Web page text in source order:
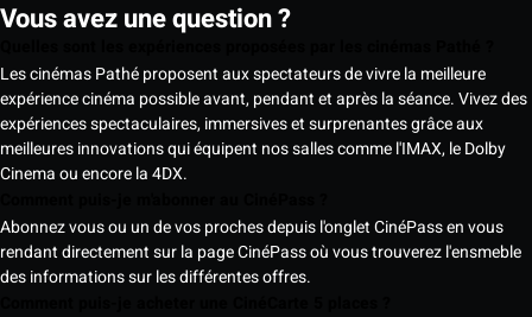
Vous avez une question ?
Les cinémas Pathé proposent aux spectateurs de vivre la meilleure
expérience cinéma possible avant, pendant et après la séance. Vivez des
expériences spectaculaires, immersives et surprenantes grâce aux
meilleures innovations qui équipent nos salles comme l'IMAX, le Dolby
Cinema ou encore la 4DX.
Abonnez vous ou un de vos proches depuis l'onglet CinéPass en vous
rendant directement sur la page CinéPass où vous trouverez l'ensmeble
des informations sur les différentes offres.